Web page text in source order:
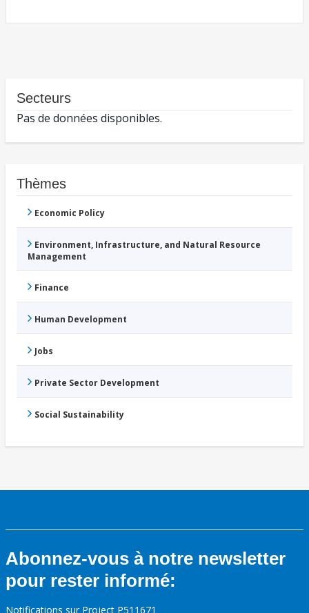
Secteurs
Pas de données disponibles.
Thèmes
Economic Policy
Environment, Infrastructure, and Natural Resource
Management
Finance
Human Development
Jobs
Private Sector Development
Social Sustainability
Abonnez-vous à notre newsletter
pour rester informé:
Notifications sur Project P511671